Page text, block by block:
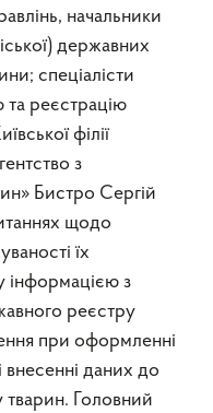
начальники
державних
спеціалісти
та реєстрацію
філії
з
Бистро Сергій
щодо
їх
інформацією з
реєстру
при оформленні
внесенні даних до
Головний